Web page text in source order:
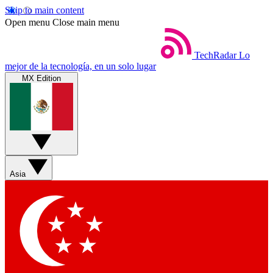
Skip to main content
Open menu Close main menu
TechRadar Lo
mejor de la tecnología, en un solo lugar
MX Edition
Asia